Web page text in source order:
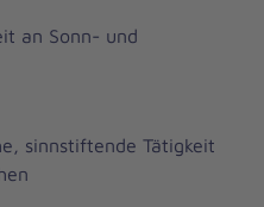
an Sonn- und
sinnstiftende Tätigkeit